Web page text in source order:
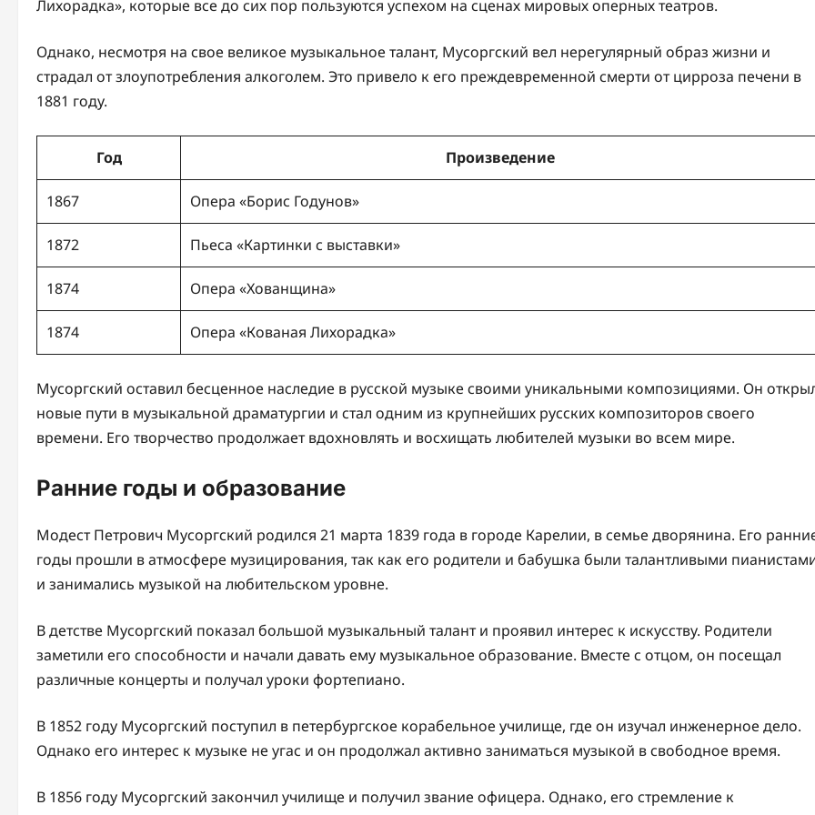
Лихорадка», которые все до сих пор пользуются успехом на сценах мировых оперных театров.
Однако, несмотря на свое великое музыкальное талант, Мусоргский вел нерегулярный образ жизни и
страдал от злоупотребления алкоголем. Это привело к его преждевременной смерти от цирроза печени в
1881 году.
Год Произведение
1867 Опера «Борис Годунов»
1872 Пьеса «Картинки с выставки»
1874 Опера «Хованщина»
1874 Опера «Кованая Лихорадка»
Мусоргский оставил бесценное наследие в русской музыке своими уникальными композициями. Он
новые пути в музыкальной драматургии и стал одним из крупнейших русских композиторов своего
времени. Его творчество продолжает вдохновлять и восхищать любителей музыки во всем мире.
Ранние годы и образование
Модест Петрович Мусоргский родился 21 марта 1839 года в городе Карелии, в семье дворянина. Его
годы прошли в атмосфере музицирования, так как его родители и бабушка были талантливыми
и занимались музыкой на любительском уровне.
В детстве Мусоргский показал большой музыкальный талант и проявил интерес к искусству. Родители
заметили его способности и начали давать ему музыкальное образование. Вместе с отцом, он посещал
различные концерты и получал уроки фортепиано.
В 1852 году Мусоргский поступил в петербургское корабельное училище, где он изучал инженерное дело.
Однако его интерес к музыке не угас и он продолжал активно заниматься музыкой в свободное время.
В 1856 году Мусоргский закончил училище и получил звание офицера. Однако, его стремление к